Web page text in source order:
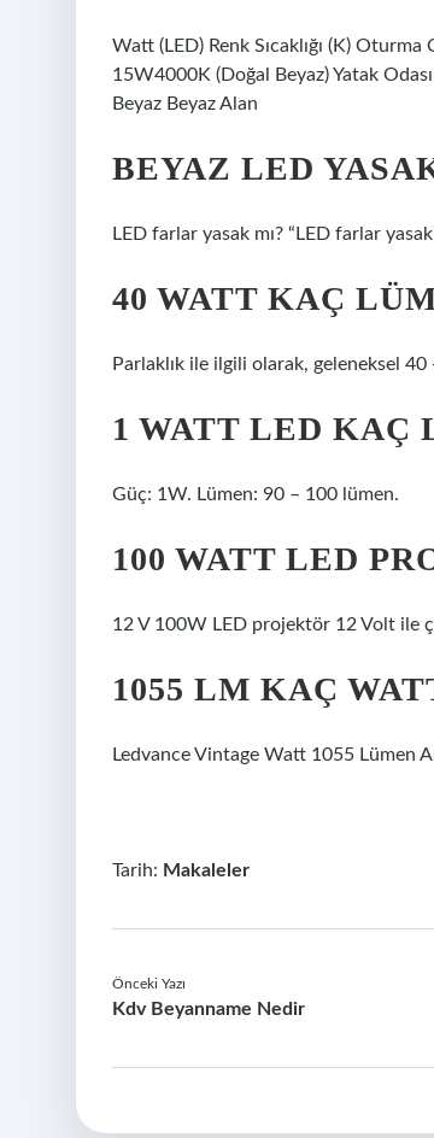
Watt (LED) Renk Sıcaklığı (K)
15W4000K (Doğal Beyaz) Yatak
Beyaz Beyaz Alan
BEYAZ LED
LED farlar yasak mı? “LED farlar yasak
40 WATT KAÇ
Parlaklık ile ilgili olarak, geleneksel
1 WATT LED KAÇ
Güç: 1W. Lümen: 90 – 100 lümen.
100 WATT LED
12 V 100W LED projektör 12 Volt ile
1055 LM KAÇ
Ledvance Vintage Watt 1055 Lümen
Tarih: Makaleler
Önceki Yazı
Kdv Beyanname Nedir